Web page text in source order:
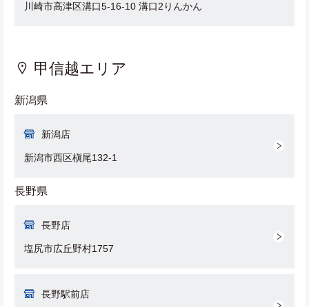
川崎市高津区溝口5-16-10 溝口2りんかん
甲信越エリア
新潟県
新潟店
新潟市西区槇尾132-1
長野県
長野店
塩尻市広丘野村1757
長野駅前店